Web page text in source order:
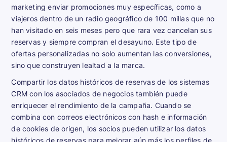
marketing enviar promociones muy específicas, como a
viajeros dentro de un radio geográfico de 100 millas que no
han visitado en seis meses pero que rara vez cancelan sus
reservas y siempre compran el desayuno. Este tipo de
ofertas personalizadas no solo aumentan las conversiones,
sino que construyen lealtad a la marca.
Compartir los datos históricos de reservas de los sistemas
CRM con los asociados de negocios también puede
enriquecer el rendimiento de la campaña. Cuando se
combina con correos electrónicos con hash e información
de cookies de origen, los socios pueden utilizar los datos
históricos de reservas para mejorar aún más los perfiles de